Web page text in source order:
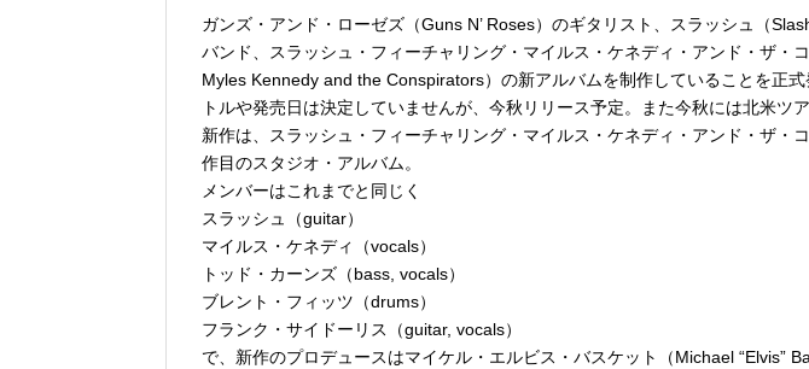
ガンズ・アンド・ローゼズ（Guns N’ Roses）のギタリスト、スラッシュ（
バンド、スラッシュ・フィーチャリング・マイルス・ケネディ・アンド・ザ・
Myles Kennedy and the Conspirators）の新アルバムを制作していることを正
トルや発売日は決定していませんが、今秋リリース予定。また今秋には北米ツ
新作は、スラッシュ・フィーチャリング・マイルス・ケネディ・アンド・ザ・
作目のスタジオ・アルバム。
メンバーはこれまでと同じく
スラッシュ（guitar）
マイルス・ケネディ（vocals）
トッド・カーンズ（bass, vocals）
ブレント・フィッツ（drums）
フランク・サイドーリス（guitar, vocals）
で、新作のプロデュースはマイケル・エルビス・バスケット（Michael “Elvis”